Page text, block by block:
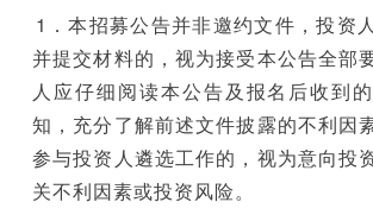
．本招募公告并非邀约文件，投资人
并提交材料的，视为接受本公告全部
人应仔细阅读本公告及报名后收到
知，充分了解前述文件披露的不利因
参与投资人遴选工作的，视为意向投
关不利因素或投资风险。